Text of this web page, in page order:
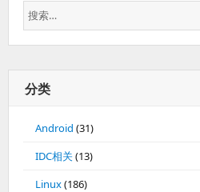
搜
索：
分类
Android (31)
IDC相关(13)
Linux(186)